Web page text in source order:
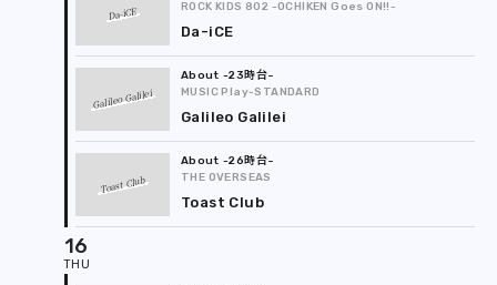
Da-iCE ROCK KIDS 802 -OCHIKEN Goes ON!!-
Da-iCE
Galileo Galilei
-23時台
MUSIC Play-STANDARD
Galileo Galilei
Toast Club
-26時台
THE OVERSEAS
Toast Club
16